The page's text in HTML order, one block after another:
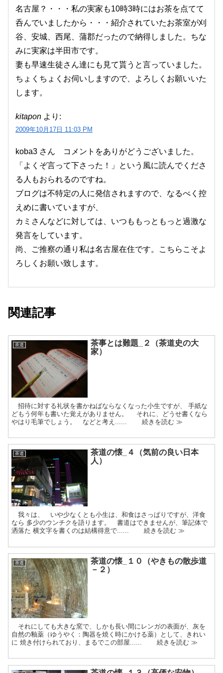
名古屋？・・・私の実家も10時3時にはお茶を点てて
呑んでいましたから・・・紹介されていたお茶室が刈
谷、安城、西尾、蒲郡だったので納得しました。ちな
みに実家は半田市です。
妻も早速生徒さん達にも見て貰うと言っていました。
ちょくちょくお伺いしますので、よろしくお願いいた
します。
kitapon より:
2009年10月17日 11:03 PM
koba3 さん コメントをありがどうございました。
「よくぞ言って下さった！」という風に読んでくださ
る人もおられるのですね。
ブログは不特定の人に発信されますので、なるべく控
えめに書いていますが、
カミさんなどに対しては、いつももっともっと過激な
発言をしています。
尚、ご推察の通り私は名古屋在住です。こちらこそよ
ろしくお願い致します。
関連記事
茶道
茶事とは難題_２（茶道史の大
家）
招待に対する礼状を書かねばならなくなった小生ですが、 手紙な
どもう何年も書いた覚えがありません。 それに、どうせ書くなら
やはり毛筆でしょう。 などと考え...... 続きを読む ≫
茶道
茶道の懐_４（気前の良い日本
人）
我々は、 いや少なくとも小生は、和食はさっぱりですが、洋食
なら 多少のウンチクを語ります。 書道はできませんが、筆記体で
洒落た 横文字を書くのは結構得意で...... 続きを読む ≫
茶道
茶道の懐_１０（やきもの散歩道
－２）
それにしても大きな窯で、しかも長い間にレンガの表面が、灰を
自然の釉薬（ゆうやく：陶器を焼く時にかける薬）として、きれい
に 焼き付けられており、まるでこの部屋...... 続きを読む ≫